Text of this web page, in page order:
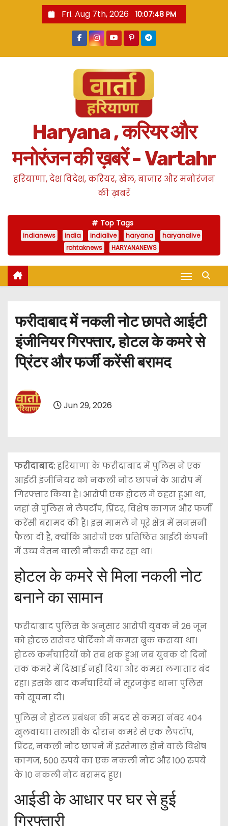
Fri. Aug 7th, 2026 10:07:49 PM
Haryana , करियर और
मनोरंजन की ख़बरें - Vartahr
हरियाणा, देश विदेश, करियर, खेल, बाजार और मनोरंजन
की ख़बरें
Top Tags
indianews india indialive haryana
haryanalive
rohtaknews
HARYANANEWS
फरीदाबाद में नकली नोट छापते आईटी
इंजीनियर गिरफ्तार, होटल के कमरे से
प्रिंटर और फर्जी करेंसी बरामद
Jun 29, 2026
फरीदाबाद:हरियाणा के फरीदाबाद में पुलिस ने एक
आईटी इंजीनियर को नकली नोट छापने के आरोप में
गिरफ्तार किया है। आरोपी एक होटल में ठहरा हुआ था,
जहां से पुलिस ने लैपटॉप, प्रिंटर, विशेष कागज और फर्जी
करेंसी बरामद की है। इस मामले ने पूरे क्षेत्र में सनसनी
फैला दी है, क्योंकि आरोपी एक प्रतिष्ठित आईटी कंपनी
में उच्च वेतन वाली नौकरी कर रहा था।
होटल के कमरे से मिला नकली नोट
बनाने का सामान
फरीदाबाद पुलिस के अनुसार आरोपी युवक ने 26 जून
को होटल सरोवर पोर्टिको में कमरा बुक कराया था।
होटल कर्मचारियों को तब शक हुआ जब युवक दो दिनों
तक कमरे में दिखाई नहीं दिया और कमरा लगातार बंद
रहा। इसके बाद कर्मचारियों ने सूरजकुंड थाना पुलिस
को सूचना दी।
पुलिस ने होटल प्रबंधन की मदद से कमरा नंबर 404
खुलवाया। तलाशी के दौरान कमरे से एक लैपटॉप,
प्रिंटर, नकली नोट छापने में इस्तेमाल होने वाले विशेष
कागज, 500 रुपये का एक नकली नोट और 100 रुपये
के 10 नकली नोट बरामद हुए।
आईडी के आधार पर घर से हुई
गिरफ्तारी